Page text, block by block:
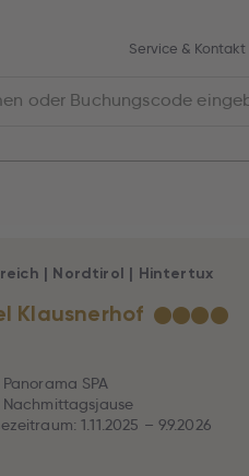
Service & Kontakt
Klausnerhof ★★★★
| Nordtirol | Hintertux
Panorama SPA
Nachmittagsjause
1.11.2025 – 9.9.2026